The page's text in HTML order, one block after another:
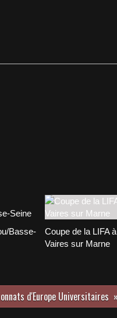
Basse-
Coupe de la LIFA à
Vaires sur Marne
d'Europe Universitaires